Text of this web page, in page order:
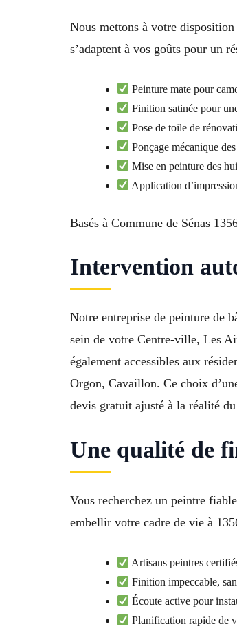
Nous mettons à votre
s’adaptent à vos goûts pour un
Peinture mate pour
Finition satinée pour
Pose de toile de
Ponçage mécanique
Mise en peinture des
Application
Basés à Commune de Sénas
Intervention
Notre entreprise de peinture de
sein de votre Centre-ville, Les
également accessibles aux
Orgon, Cavaillon. Ce choix
devis gratuit ajusté à la réalité
Une qualité de
Vous recherchez un peintre
embellir votre cadre de vie à
Artisans peintres
Finition impeccable,
Écoute active pour
Planification rapide de